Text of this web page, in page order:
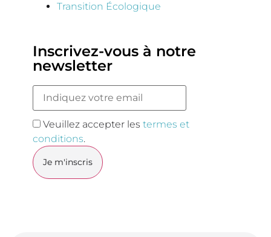
Transition Écologique
Inscrivez-vous à notre
newsletter
Veuillez accepter lestermes et
conditions.